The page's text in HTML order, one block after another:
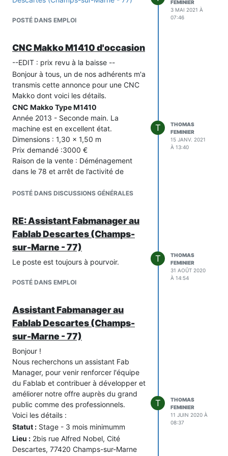
Aussi, Didier propose de prêter sa
machine contre stockage, en attendant
machine serait à retirer sur place à
Villemomble.
Si la proposition vous intéresse, merci
de vous manifester ici, ou directement
avec le propriétaire à l’adresse :
edenlutherie@orange.fr
Photos :
!
POSTÉ DANS EMPLOI
FEMINIER
3 MAI 2021 À
07:46
CNC Makko M1410 d'occasion
--EDIT : prix revu à la baisse --
Bonjour à tous, un de nos adhérents m'a
transmis cette annonce pour une CNC
Makko dont voici les détails.
CNC Makko Type M1410
Année 2013 - Seconde main. La
machine est en excellent état.
Dimensions : 1,30 x 1,50 m
Prix demandé :3000 €
Raison de la vente : Déménagement
dans le 78 et arrêt de l’activité de
Nota sur cette machine
de renom :
· Tom Marceau – Marceau Guitars (de
2013 à 2017) pour la fabrication de ses
modèles de guitare électrique
· Didier Duboscq – Eden Lutherie (de
2017 à ce jour), l’actuel propriétaire, qui
l’a très peu utilisée
visible dans l’atelier Eden Lutherie, à
Villemomble (93).
Suite aux contraintes de calendrier liées
quitter ce local à la fin du mois.
Aussi, Didier propose de prêter sa
machine contre stockage, en attendant
qu’elle trouve son futur propriétaire. Une
opportunité gagnant-gagnant ! La
machine serait à retirer sur place à
Villemomble.
Si la proposition vous intéresse, merci
de vous manifester ici, ou directement
avec le propriétaire à l’adresse :
POSTÉ DANS DISCUSSIONS GÉNÉRALES
T
THOMAS
FEMINIER
15 JANV. 2021
À 13:40
RE: Assistant Fabmanager au
Fablab Descartes (Champs-
sur-Marne - 77)
Le poste est toujours à pourvoir.
POSTÉ DANS EMPLOI
T
THOMAS
FEMINIER
31 AOÛT 2020
À 14:54
Assistant Fabmanager au
Fablab Descartes (Champs-
sur-Marne - 77)
Bonjour !
Nous recherchons un assistant Fab
Manager, pour venir renforcer l'équipe
du Fablab et contribuer à développer et
améliorer notre offre auprès du grand
public comme des professionnels.
Voici les détails :
Statut : Stage - 3 mois minimumm
Lieu : 2bis rue Alfred Nobel, Cité
Descartes, 77420 Champs-sur-Marne
T
THOMAS
FEMINIER
11 JUIN 2020 À
08:37